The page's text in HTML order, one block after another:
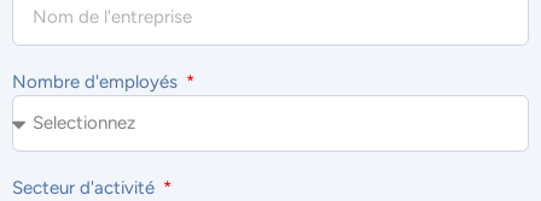
Nombre d'employés
Secteur d'activité